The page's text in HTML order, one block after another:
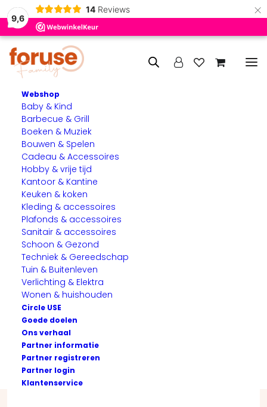
9,6
14 Reviews ×
Webshop
Baby & Kind
Barbecue & Grill
Boeken & Muziek
Bouwen & Spelen
Cadeau & Accessoires
Hobby & vrije tijd
Kantoor & Kantine
Keuken & koken
Kleding & accessoires
Plafonds & accessoires
Sanitair & accessoires
Schoon & Gezond
Techniek & Gereedschap
Tuin & Buitenleven
Verlichting & Elektra
Wonen & huishouden
Circle USE
Goede doelen
Ons verhaal
Partner informatie
Partner registreren
Partner login
Klantenservice
Home Verlichting & Elektra
Plafondplaat – Zwart – 80 x 25 cm – 4 lichts